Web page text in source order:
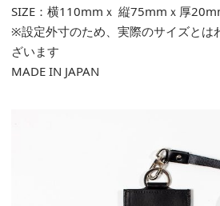
SIZE：横110mmｘ 縦75mmｘ厚
※設定外寸のため、実際のサイズとは
ざいます
MADE IN JAPAN